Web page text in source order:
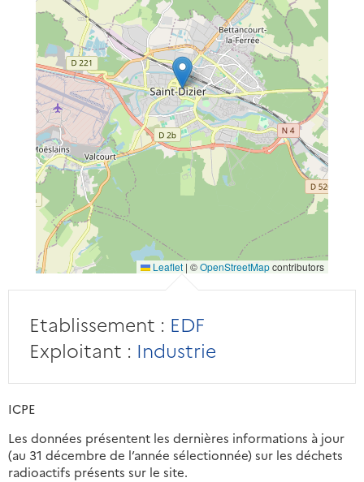
Leaflet | ©OpenStreetMapcontributors
Etablissement : EDF
Exploitant : Industrie
ICPE
Les données présentent les dernières informations à jour
(au 31 décembre de l’année sélectionnée) sur les déchets
radioactifs présents sur le site.